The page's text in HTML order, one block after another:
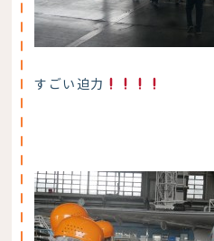
すごい迫力